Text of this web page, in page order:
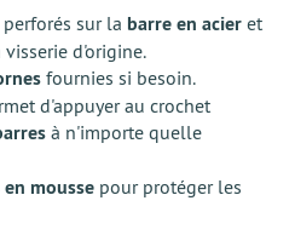
sur la barre en acier et
d'origine.
fournies si besoin.
d'appuyer au crochet
à n'importe quelle
mousse pour protéger les